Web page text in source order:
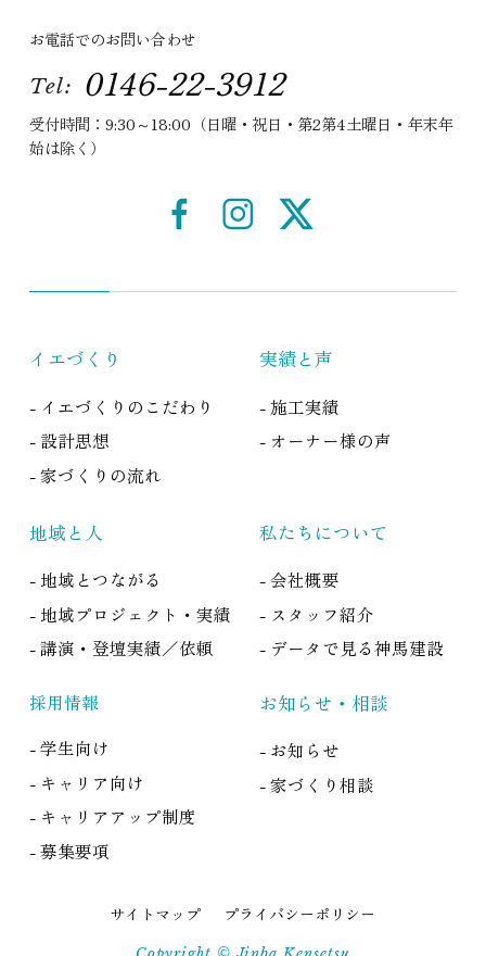
お電話でのお問い合わせ
Tel: 0146-22-3912
受付時間：9:30～18:00（日曜・祝日・第2第4土曜日・年末年
始は除く）
イエづくり
- イエづくりのこだわり
- 設計思想
- 家づくりの流れ
実績と声
- 施工実績
- オーナー様の声
地域と人
- 地域とつながる
- 地域プロジェクト・実績
- 講演・登壇実績／依頼
私たちについて
- 会社概要
- スタッフ紹介
- データで見る神馬建設
採用情報
- 学生向け
- キャリア向け
- キャリアアップ制度
- 募集要項
お知らせ・相談
- お知らせ
- 家づくり相談
サイトマップ プライバシーポリシー